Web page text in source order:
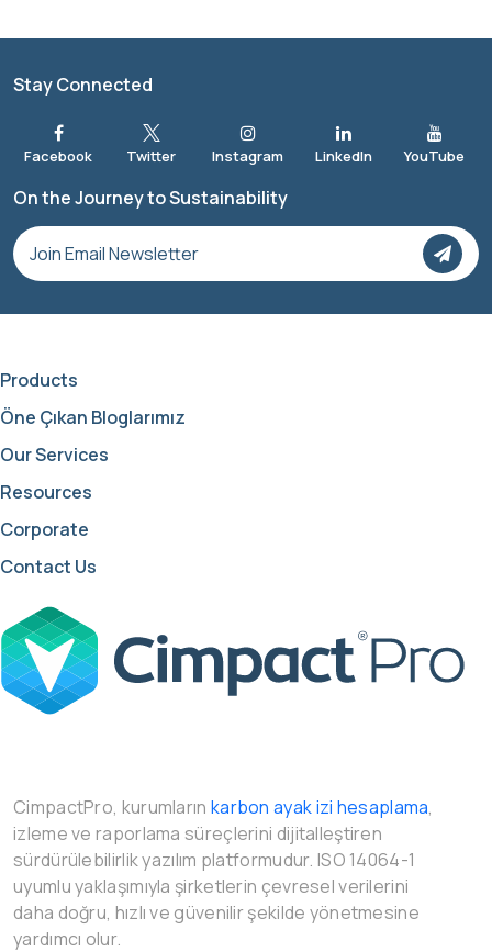
Stay Connected
On the Journey to Sustainability
Products
Öne Çıkan Bloglarımız
Our Services
Resources
Corporate
Contact Us
CimpactPro, kurumların karbon ayak izi hesaplama,
izleme ve raporlama süreçlerini dijitalleştiren
sürdürülebilirlik yazılım platformudur. ISO 14064-1
uyumlu yaklaşımıyla şirketlerin çevresel verilerini
daha doğru, hızlı ve güvenilir şekilde yönetmesine
yardımcı olur.